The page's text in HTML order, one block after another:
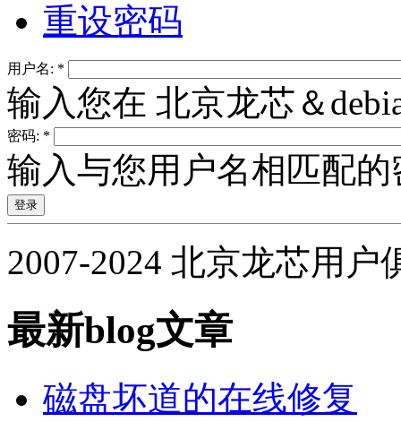
重设密码
用户名: *
输入您在 北京龙芯＆
密码: *
输入与您用户名相匹配的
2007-2024 北京龙芯用户
最新blog文章
磁盘坏道的在线修复